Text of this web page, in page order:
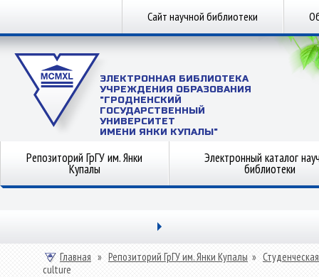
Сайт научной библиотеки
ЭЛЕКТРОННАЯ БИБЛИОТЕКА
УЧРЕЖДЕНИЯ ОБРАЗОВАНИЯ
"ГРОДНЕНСКИЙ
ГОСУДАРСТВЕННЫЙ
УНИВЕРСИТЕТ
ИМЕНИ ЯНКИ КУПАЛЫ"
Репозиторий ГрГУ им. Янки
Купалы
Электронный каталог
библиотеки
Главная » Репозиторий ГрГУ им. Янки Купалы »
culture